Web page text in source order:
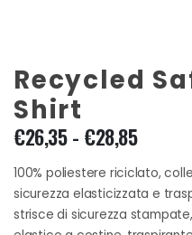
Recycled
Shirt
€26,35 - €28,85Fascia
prezzo:
da
€26,35
100% poliestere riciclato,
sicurezza elasticizzata e
strisce di sicurezza